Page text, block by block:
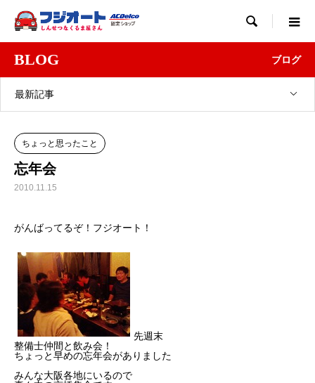

BLOG ブログ
最新記事
ちょっと思ったこと
忘年会
2010.11.15
がんばってるぞ！フジオート！
先週末
整備士仲間と飲み会！
ちょっと早めの忘年会がありました
みんな大阪各地にいるので